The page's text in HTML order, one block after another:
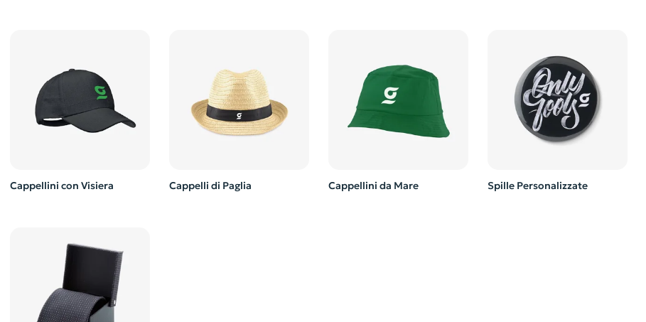
Cappellini con Visiera Cappelli di Paglia Cappellini da Mare Spille Personalizzate